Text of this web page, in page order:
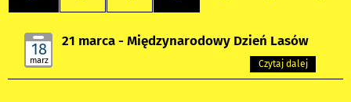
18
marz
21 marca - Międzynarodowy Dzień Lasów
Czytaj dalej